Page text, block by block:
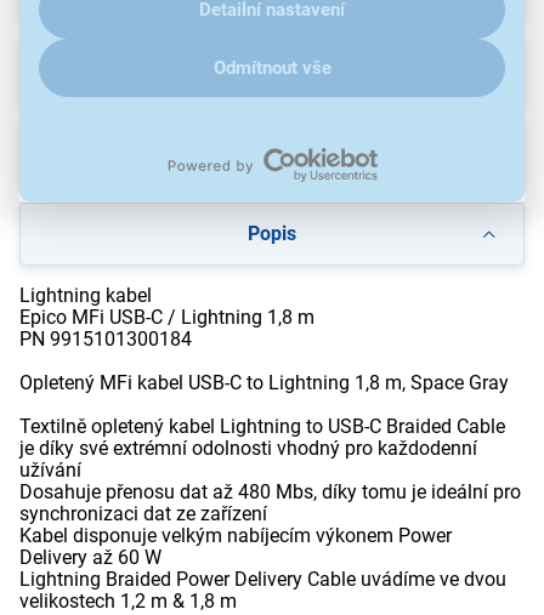
Detailní nastavení
Odmítnout vše
Popis
Lightning kabel
Epico MFi USB-C / Lightning 1,8 m
PN 9915101300184
Opletený MFi kabel USB-C to Lightning 1,8 m, Space Gray
Textilně opletený kabel Lightning to USB-C Braided Cable
je díky své extrémní odolnosti vhodný pro každodenní
užívání
Dosahuje přenosu dat až 480 Mbs, díky tomu je ideální pro
synchronizaci dat ze zařízení
Kabel disponuje velkým nabíjecím výkonem Power
Delivery až 60 W
Lightning Braided Power Delivery Cable uvádíme ve dvou
velikostech 1,2 m & 1,8 m
Recenze
Ke stažení